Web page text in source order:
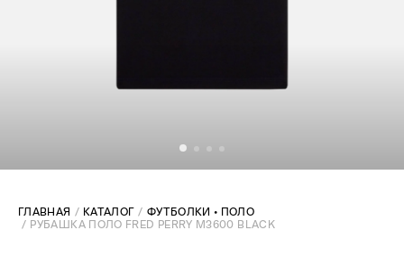
ГЛАВНАЯ КАТАЛОГ
ФУТБОЛКИ • ПОЛО
РУБАШКА ПОЛО FRED PERRY M3600 BLACK